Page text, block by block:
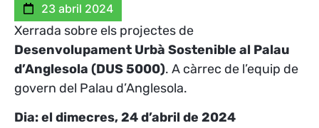
23 abril 2024
Xerrada sobre els projectes de
Desenvolupament Urbà Sostenible al Palau
d’Anglesola (DUS 5000). A càrrec de l’equip de
govern del Palau d’Anglesola.
Dia: el dimecres, 24 d’abril de 2024